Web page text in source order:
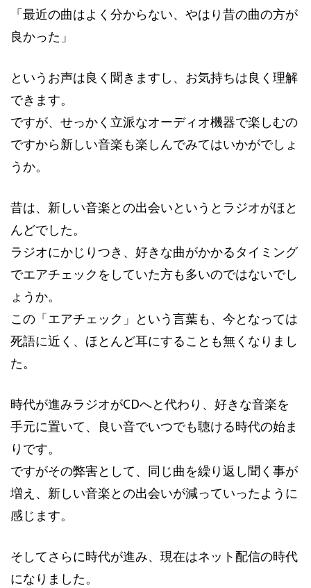
「最近の曲はよく分からない、やはり昔の曲の方が
良かった」
というお声は良く聞きますし、お気持ちは良く理解
できます。
ですが、せっかく立派なオーディオ機器で楽しむの
ですから新しい音楽も楽しんでみてはいかがでしょ
うか。
昔は、新しい音楽との出会いというとラジオがほと
んどでした。
ラジオにかじりつき、好きな曲がかかるタイミング
でエアチェックをしていた方も多いのではないでし
ょうか。
この「エアチェック」という言葉も、今となっては
死語に近く、ほとんど耳にすることも無くなりまし
た。
時代が進みラジオがCDへと代わり、好きな音楽を
手元に置いて、良い音でいつでも聴ける時代の始ま
りです。
ですがその弊害として、同じ曲を繰り返し聞く事が
増え、新しい音楽との出会いが減っていったように
感じます。
そしてさらに時代が進み、現在はネット配信の時代
になりました。